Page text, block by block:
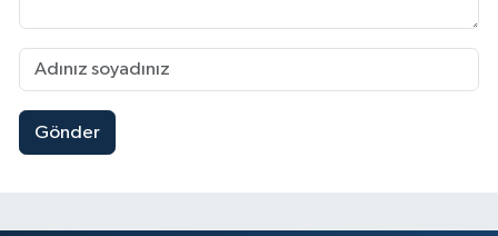
Gönder